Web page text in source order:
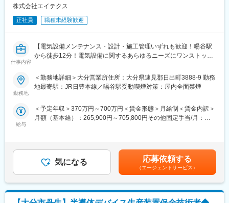
■この仕事の魅力：
試験管理グループでは、製品・原材料の試験に加え、評価試験や
試験法開発などの技術検討、承認申請に関する業務など、幅広い
業務に携わることができます。経験や意欲に応じて、多様な業務
に挑戦し、成長できる環境です。
め試験管理グループ経験者は工場における試験業務全般に関する
知識・経験やプロジェクトマネジメントの知識を活かし、当社の
工場部門をはじめとして、生産技術、生産企画や薬事などでの活
躍を視野に入れて、各人の資質や希望を踏まえてキャリアパスを
ら作り上げる意欲を尊重します。あなたの強みを存分に発揮し、
さらなる成長を後押しする環境がここにあります。
株式会社エイテクス
正社員 職種未経験歓迎
仕事内容
【電気設備メンテナンス・設計・施工管理いずれも歓迎！暘谷駅
から徒歩12分！電気設備に関するあらゆるニーズにワンストップ
■業務内容
九州県内の現場が約7割を占めており、種類・エリアも様々に多様
な案件を経験できるため、電気設備分野でスキルアップが可能で
【具体的には】
・使用前自主検査：使用前の設備確認と安全点検
・竣工検査：完成後の設備確認と性能確認
・保守点検：設備の定期点検と不具合予防
勤務地
＜勤務地詳細＞大分営業所住所：大分県速見郡日出町3888-9 勤務
地最寄駅：JR日豊本線／暘谷駅受動喫煙対策：屋内全面禁煙
給与
＜予定年収＞370万円～700万円＜賃金形態＞月給制＜賃金内訳＞
月額（基本給）：265,900円～705,800円その他固定手当/月：
度実績2.6ヶ月分）■決算賞与（業績による）■モデル年収：
5,858,100円/入社1年目・25歳7,987,328円/入社5年目・30歳賃金
はあくまでも目安の金額であり、選考を通じて上下する可能性が
あります。月給(月額)は固定手当を含めた表記です。
気になる 応募依頼する
（エージェントサービス）